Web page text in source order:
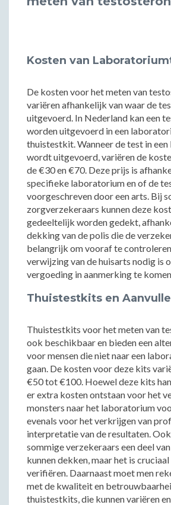
Kosten van
De kosten voor het meten van
variëren afhankelijk van waar de
uitgevoerd. In Nederland kan een
worden uitgevoerd in een
thuistestkit. Wanneer de test in
wordt uitgevoerd, variëren de
de €30 en €70. Deze prijs is
specifieke laboratorium en of de
voorgeschreven door een arts. Bij
zorgverzekeraars kunnen deze
gedeeltelijk worden gedekt,
dekking van de polis die de
belangrijk om vooraf te
verwijzing van de huisarts nodig is
vergoeding in aanmerking te
Thuistestkits en
Thuistestkits voor het meten van
ook beschikbaar en bieden een
voor mensen die niet naar een
gaan. De kosten voor deze kits
€50 tot €100. Hoewel deze kits
er extra kosten ontstaan voor het
monsters naar het laboratorium
evenals voor het verkrijgen van
interpretatie van de resultaten.
sommige verzekeraars een deel
kunnen dekken, maar het is
verifiëren. Daarnaast moet men
met de kwaliteit en
thuistestkits, die kunnen variëren